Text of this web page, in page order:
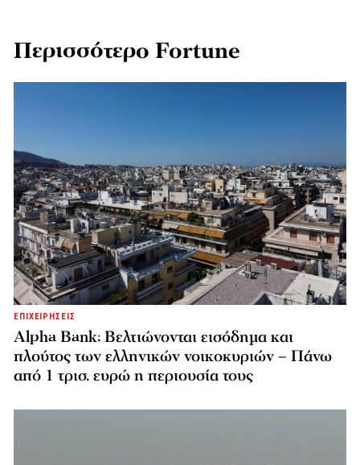
Περισσότερο Fortune
ΕΠΙΧΕΙΡΗΣΕΙΣ
Alpha Bank: Βελτιώνονται εισόδημα και
πλούτος των ελληνικών νοικοκυριών – Πάνω
από 1 τρισ. ευρώ η περιουσία τους